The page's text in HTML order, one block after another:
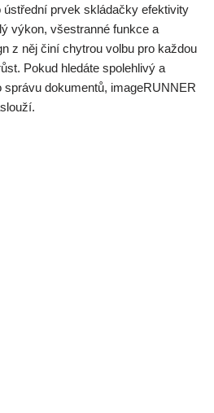
prvek skládačky efektivity
výkon, všestranné funkce a
z něj činí chytrou volbu pro každou
Pokud hledáte spolehlivý a
dokumentů, imageRUNNER